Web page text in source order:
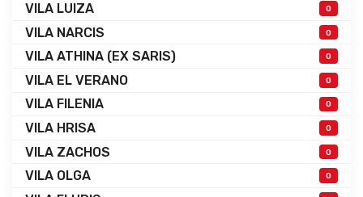
VILA LUIZA 0
VILA NARCIS 0
VILA ATHINA (EX SARIS) 0
VILA EL VERANO 0
VILA FILENIA 0
VILA HRISA 0
VILA ZACHOS 0
VILA OLGA 0